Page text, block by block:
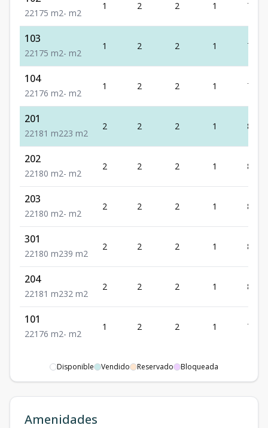
221 75 m2- m2
1 2 2 1 75
103
221 75 m2- m2
1 2 2 1 75
104
221 76 m2- m2
1 2 2 1 76
201
221 81 m223 m2
2 2 2 1 81
202
221 80 m2- m2
2 2 2 1 80
203
221 80 m2- m2
2 2 2 1 80
301
221 80 m239 m2
2 2 2 1 80
204
221 81 m232 m2
2 2 2 1 81
101
221 76 m2- m2
1 2 2 1 76
Disponible Vendido Reservado Bloqueada
Amenidades